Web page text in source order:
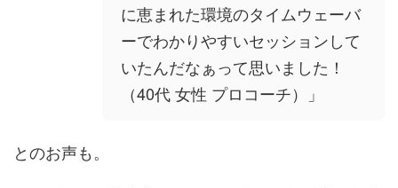
に恵まれた環境のタイムウェーバ
ーでわかりやすいセッションして
いたんだなぁって思いました！
（40代 女性 プロコーチ）」
とのお声も。